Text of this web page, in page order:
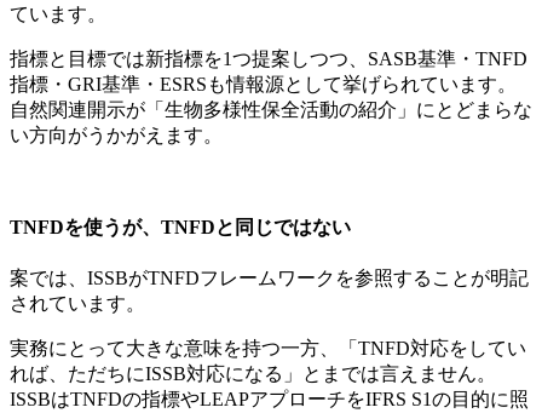
ています。
指標と目標では新指標を1つ提案しつつ、SASB基準・TNFD
指標・GRI基準・ESRSも情報源として挙げられています。
自然関連開示が「生物多様性保全活動の紹介」にとどまらな
い方向がうかがえます。
TNFDを使うが、TNFDと同じではない
案では、ISSBがTNFDフレームワークを参照することが明記
されています。
実務にとって大きな意味を持つ一方、「TNFD対応をしてい
れば、ただちにISSB対応になる」とまでは言えません。
ISSBはTNFDの指標やLEAPアプローチをIFRS S1の目的に照